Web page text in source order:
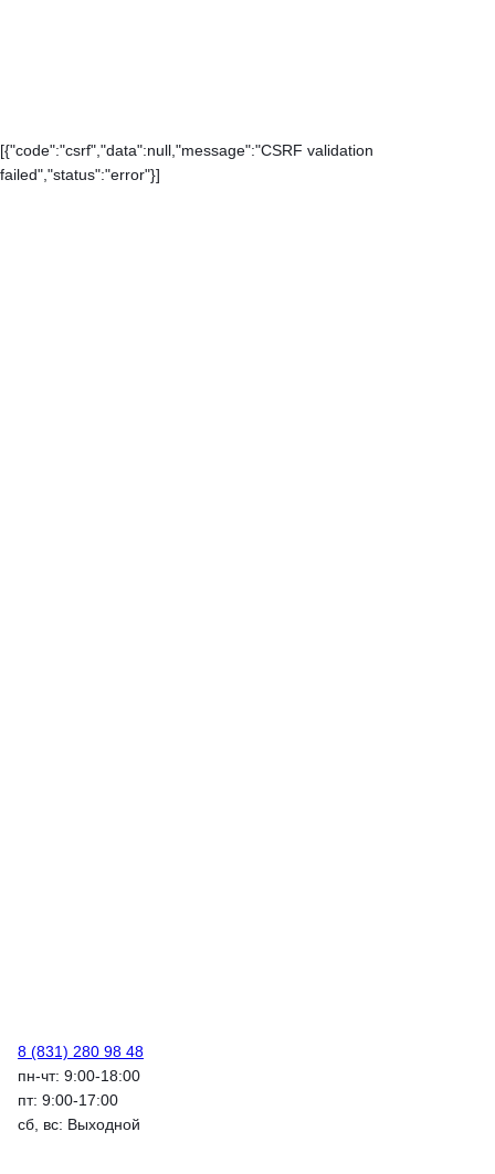
[{"code":"csrf","data":null,"message":"CSRF validation
failed","status":"error"}]
8 (831) 280 98 48
пн-чт: 9:00-18:00
пт: 9:00-17:00
сб, вс: Выходной